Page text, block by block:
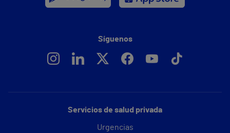
Servicios de salud privada
Urgencias
Síguenos